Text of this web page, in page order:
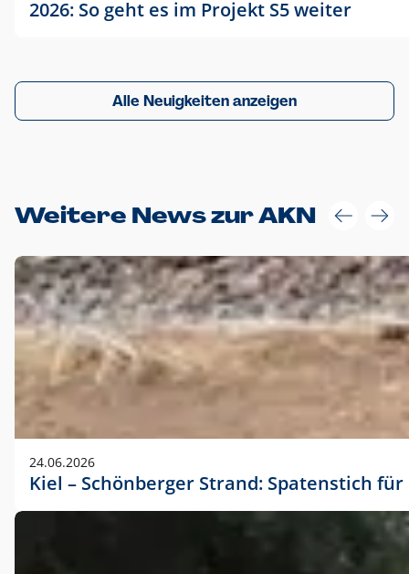
2026: So geht es im Projekt S5 weiter
Alle Neuigkeiten anzeigen
Weitere News zur AKN
24.06.2026
Kiel – Schönberger Strand: Spatenstich